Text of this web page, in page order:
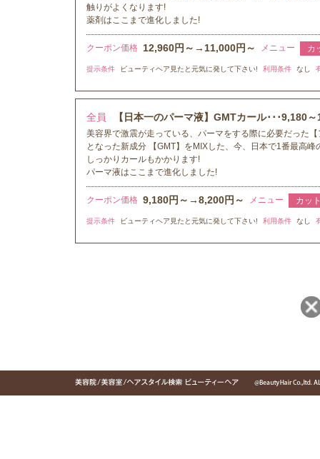
触りがよくなります!
薬剤はここまで進化しました!
クーポン価格 12,960円～→11,000円～ メニュー カ
提示条件 ビューティヘア見たと元気に発して下さい! 利用条件 なし
全員 【日本一のパーマ液】GMTカール･･･9,180
美容界で激震が走っている、パーマをする際に必要だった
となった新成分 【GMT】をMIXした、今、日本で1番最高
しっかりカールもかかります!
パーマ液はここまで進化しました!
クーポン価格 9,180円～→8,200円～ メニュー カッ
提示条件 ビューティヘア見たと元気に発して下さい! 利用条件 なし